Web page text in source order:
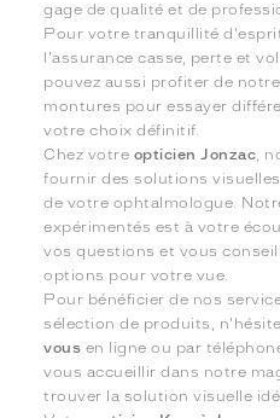
gage de qualité et de
Pour votre tranquillité
l'assurance casse, perte et
pouvez aussi profiter de
montures pour essayer
votre choix définitif.
Chez votre opticien Jonzac,
fournir des solutions
de votre ophtalmologue.
expérimentés est à votre
vos questions et vous
options pour votre vue.
Pour bénéficier de nos
sélection de produits,
vous en ligne ou par
vous accueillir dans notre
trouver la solution visuelle